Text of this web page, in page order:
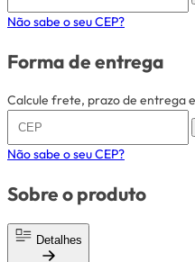
Não sabe o seu CEP?
Forma de entrega
Calcule frete, prazo de entrega
Não sabe o seu CEP?
Sobre o produto
Detalhes